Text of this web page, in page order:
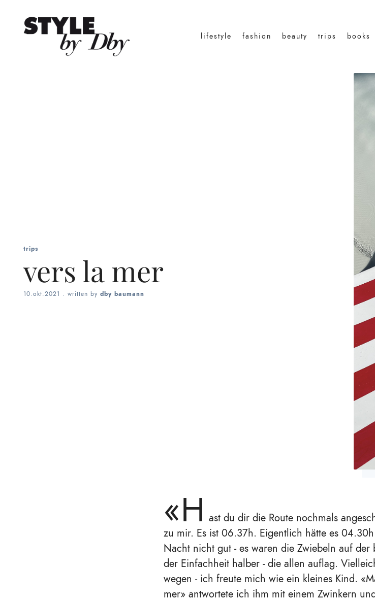
lifestyle fashion beauty trips books
trips
vers la mer
10.okt.2021 . written by dby baumann
«H ast du dir die Route nochmals
zu mir. Es ist 06.37h. Eigentlich hätte es
Nacht nicht gut - es waren die Zwiebeln auf der
der Einfachheit halber - die allen auflag.
wegen - ich freute mich wie ein kleines Kind.
mer» antwortete ich ihm mit einem Zwinkern